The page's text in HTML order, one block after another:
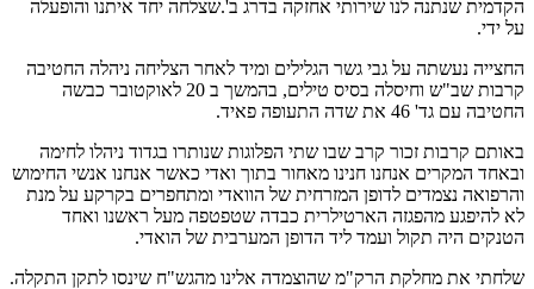
הקדמית שנתנה לנו שירותי אחזקה בדרג ב'.שצלחה יחד איתנו והופעלה
על ידי.
החצייה נעשתה על גבי גשר הגלילים ומיד לאחר הצליחה ניהלה החטיבה
קרבות שב"ש וחיסלה בסיס טילים, בהמשך ב 20 לאוקטובר כבשה
החטיבה עם גד' 46 את שדה התעופה פאיד.
באותם קרבות זכור קרב שבו שתי הפלוגות שנותרו בגדוד ניהלו לחימה
ובאחד המקרים אנחנו חנינו מאחור בתוך ואדי כאשר אנחנו אנשי החימוש
והרפואה נצמדים לדופן המזרחית של הוואדי ומתחפרים בקרקע על מנת
לא להיפגע מהפגזה הארטילרית כבדה שטפטפה מעל ראשנו ואחד
הטנקים היה תקול ועמד ליד הדופן המערבית של הואדי.
שלחתי את מחלקת הרק"מ שהוצמדה אלינו מהגש"ח שינסו לתקן התקלה.